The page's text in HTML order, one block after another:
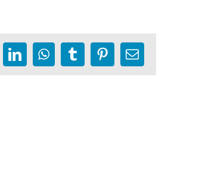
LinkedInWhatsApp
TumblrPinterest
E-